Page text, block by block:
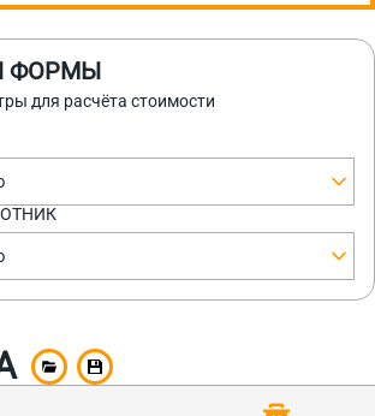
ФОРМЫ
для расчёта стоимости